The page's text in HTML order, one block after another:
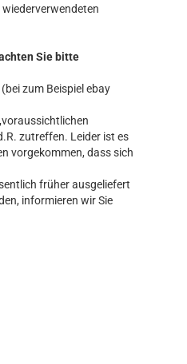
Sie bitte
zum Beispiel ebay
zutreffen. Leider ist es
vorgekommen, dass sich
früher ausgeliefert
informieren wir Sie